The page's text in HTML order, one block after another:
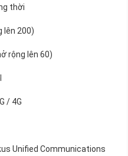
thời
lên 200)
rộng lên 60)
/ 4G
Unified Communications